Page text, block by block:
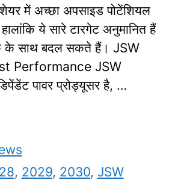
में अच्छा अपसाइड पोटेंशियल
ये सारे टारगेट अनुमानित हैं
के साथ बदल सकते हैं। JSW
Performance JSW
पावर प्रोड्यूसर है, …
, 2029, 2030, JSW